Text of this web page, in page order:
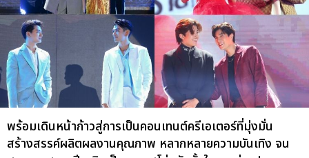
พร้อมเดินหน้าก้าวสู่การเป็นคอนเทนต์ครีเอเตอร์ที่มุ่งมั่น
สร้างสรรค์ผลิตผลงานคุณภาพ หลากหลายความบันเทิง จน